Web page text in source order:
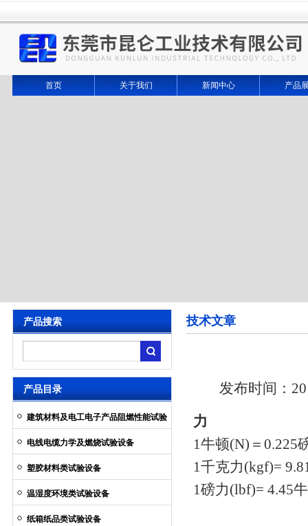
首页 关于我们 新闻中心 产品
产品搜索
产品目录
建筑材料及电工电子产品阻燃性能试验
电线电缆力学及燃烧试验设备
塑胶材料类试验设备
温湿度环境类试验设备
纸箱纸品类试验设备
技术文章
发布时间：
力
1牛顿(N)＝
1千克力(kgf)=
1磅力(lbf)= 4.45